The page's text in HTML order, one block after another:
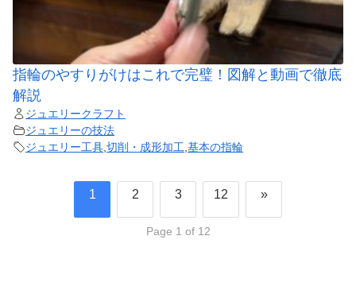
指輪のやすりがけはこれで完璧！図解と動画で徹底
解説
ジュエリークラフト
ジュエリーの技法
ジュエリー工具 切削・成形加工 基本の指輪
1 2 3 12 »
Page 1 of 12